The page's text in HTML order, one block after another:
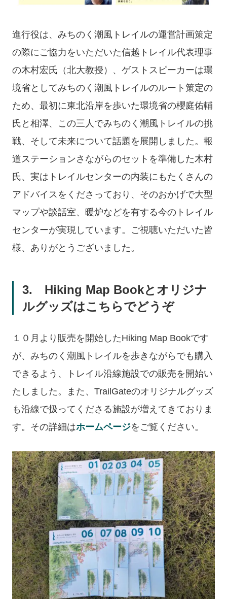
進行役は、みちのく潮風トレイルの運営計画策定
の際にご協力をいただいた信越トレイル代表理事
の木村宏氏（北大教授）、ゲストスピーカーは環
境省としてみちのく潮風トレイルのルート策定の
ため、最初に東北沿岸を歩いた環境省の櫻庭佑輔
氏と相澤、この三人でみちのく潮風トレイルの挑
戦、そして未来について話題を展開しました。報
道ステーションさながらのセットを準備した木村
氏、実はトレイルセンターの内装にもたくさんの
アドバイスをくださっており、そのおかげで大型
マップや談話室、暖炉などを有する今のトレイル
センターが実現しています。ご視聴いただいた皆
様、ありがとうございました。
3. Hiking Map Bookとオリジナ
ルグッズはこちらでどうぞ
１０月より販売を開始したHiking Map Bookです
が、みちのく潮風トレイルを歩きながらでも購入
できるよう、トレイル沿線施設での販売を開始い
たしました。また、TrailGateのオリジナルグッズ
も沿線で扱ってくださる施設が増えてきておりま
す。その詳細はホームページをご覧ください。